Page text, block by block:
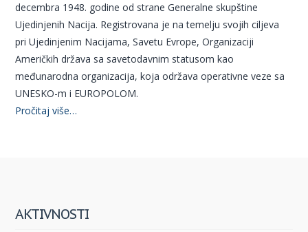
decembra 1948. godine od strane Generalne skupštine
Ujedinjenih Nacija. Registrovana je na temelju svojih ciljeva
pri Ujedinjenim Nacijama, Savetu Evrope, Organizaciji
Američkih država sa savetodavnim statusom kao
međunarodna organizacija, koja održava operativne veze sa
UNESKO-m i EUROPOLOM.
Pročitaj više…
AKTIVNOSTI